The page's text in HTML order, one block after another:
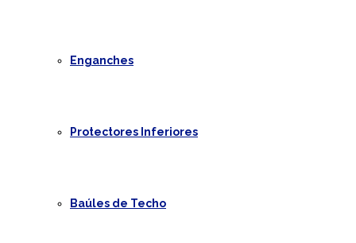
Enganches
Protectores Inferiores
Baúles de Techo